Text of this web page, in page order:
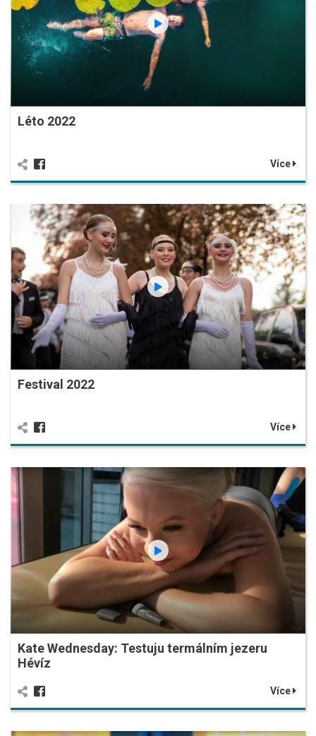
Léto 2022
Více
Festival 2022
Více
Kate Wednesday: Testuju termálním jezeru
Hévíz
Více